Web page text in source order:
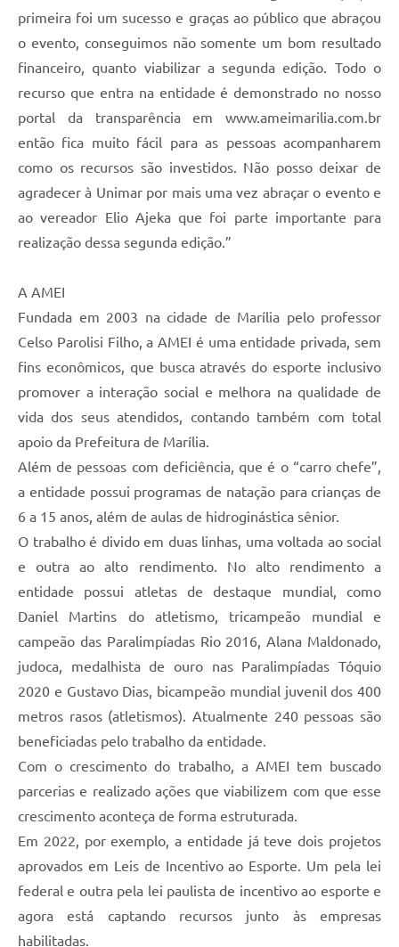
primeira foi um sucesso e graças ao público que abraçou
o evento, conseguimos não somente um bom resultado
financeiro, quanto viabilizar a segunda edição. Todo o
recurso que entra na entidade é demonstrado no nosso
portal da transparência em www.ameimarilia.com.br
então fica muito fácil para as pessoas acompanharem
como os recursos são investidos. Não posso deixar de
agradecer à Unimar por mais uma vez abraçar o evento e
ao vereador Elio Ajeka que foi parte importante para
realização dessa segunda edição.”
A AMEI
Fundada em 2003 na cidade de Marília pelo professor
Celso Parolisi Filho, a AMEI é uma entidade privada, sem
fins econômicos, que busca através do esporte inclusivo
promover a interação social e melhora na qualidade de
vida dos seus atendidos, contando também com total
apoio da Prefeitura de Marília.
Além de pessoas com deficiência, que é o “carro chefe”,
a entidade possui programas de natação para crianças de
6 a 15 anos, além de aulas de hidroginástica sênior.
O trabalho é divido em duas linhas, uma voltada ao social
e outra ao alto rendimento. No alto rendimento a
entidade possui atletas de destaque mundial, como
Daniel Martins do atletismo, tricampeão mundial e
campeão das Paralimpíadas Rio 2016, Alana Maldonado,
judoca, medalhista de ouro nas Paralimpíadas Tóquio
2020 e Gustavo Dias, bicampeão mundial juvenil dos 400
metros rasos (atletismos). Atualmente 240 pessoas são
beneficiadas pelo trabalho da entidade.
Com o crescimento do trabalho, a AMEI tem buscado
parcerias e realizado ações que viabilizem com que esse
crescimento aconteça de forma estruturada.
Em 2022, por exemplo, a entidade já teve dois projetos
aprovados em Leis de Incentivo ao Esporte. Um pela lei
federal e outra pela lei paulista de incentivo ao esporte e
agora está captando recursos junto às empresas
habilitadas.